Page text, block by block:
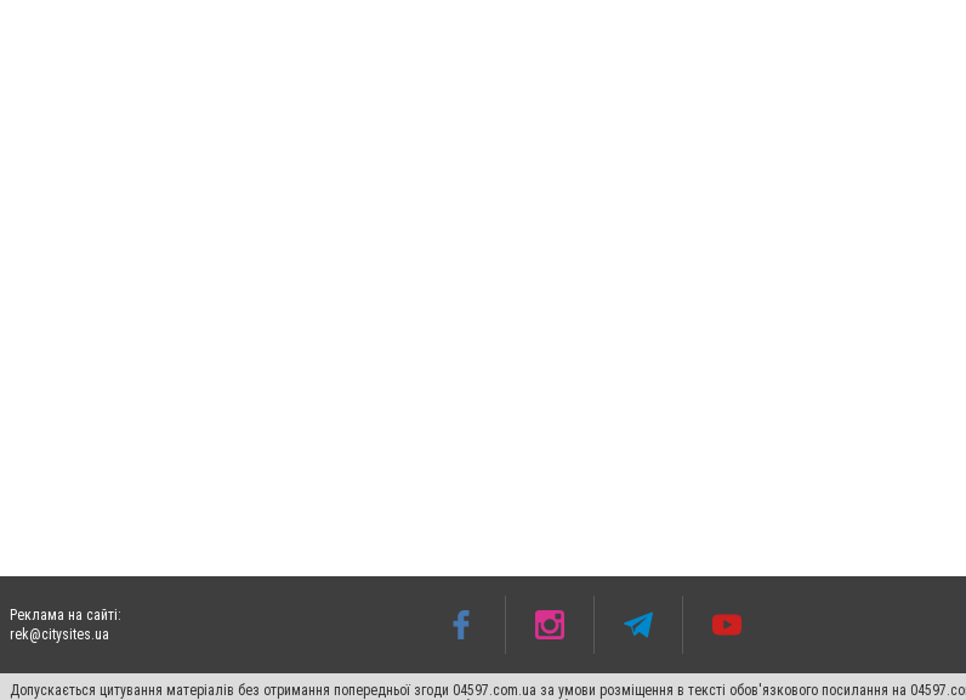
Реклама на сайті:
rek@citysites.ua
Допускається цитування матеріалів без отримання попередньої згоди 04597.com.ua за умови розміщення в тексті обов'язкового посилання на